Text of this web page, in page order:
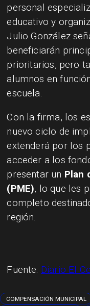
personal
educativo y
Julio González
beneficiarán
prioritarios, pero
alumnos en
escuela.
Con la firma, los
nuevo ciclo de
extenderá por los
acceder a los
presentar un Plan
(PME), lo que les
completo
región.
Fuente: Diario El
COMPENSACIÓN MUNICIPAL